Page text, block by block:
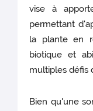
vise à
permettant
la plante en
biotique et
multiples défis
Bien qu'une